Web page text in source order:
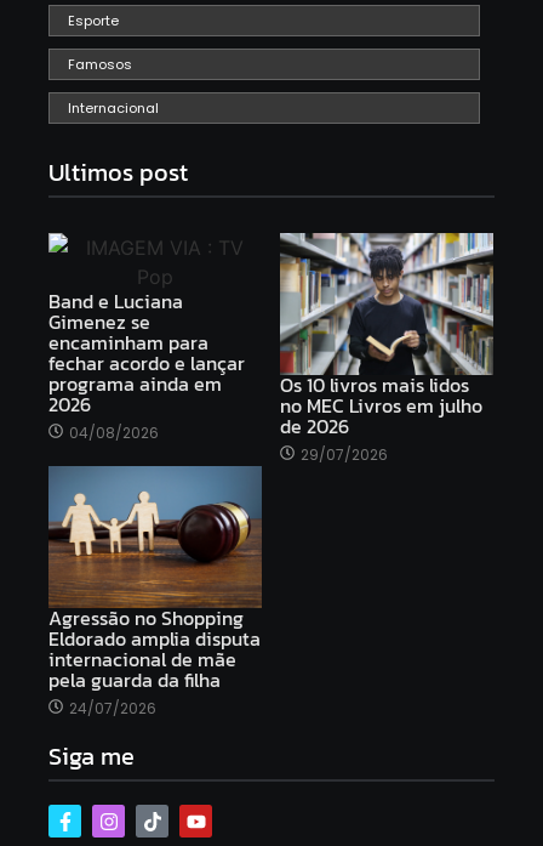
Esporte
Famosos
Internacional
Ultimos post
Band e Luciana
Gimenez se
encaminham para
fechar acordo e lançar
programa ainda em
2026
04/08/2026
Os 10 livros mais lidos
no MEC Livros em julho
de 2026
29/07/2026
Agressão no Shopping
Eldorado amplia disputa
internacional de mãe
pela guarda da filha
24/07/2026
Siga me